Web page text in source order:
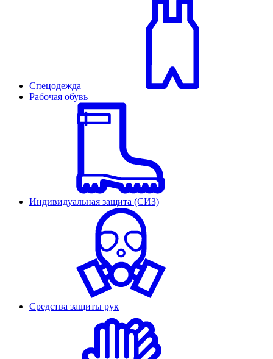
Спецодежда
Рабочая обувь
Индивидуальная защита (СИЗ)
Средства защиты рук